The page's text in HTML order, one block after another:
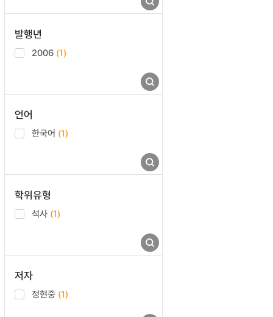
발행년
2006 (1)
언어
한국어 (1)
학위유형
석사 (1)
저자
정현중 (1)